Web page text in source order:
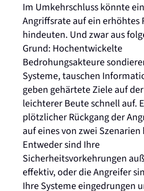
Im Umkehrschluss könnte
Angriffsrate auf ein erhöhtes
hindeuten. Und zwar aus
Grund: Hochentwickelte
Bedrohungsakteure
Systeme, tauschen
geben gehärtete Ziele auf
leichterer Beute schnell auf.
plötzlicher Rückgang der
auf eines von zwei
Entweder sind Ihre
Sicherheitsvorkehrungen
effektiv, oder die Angreifer
Ihre Systeme eingedrungen